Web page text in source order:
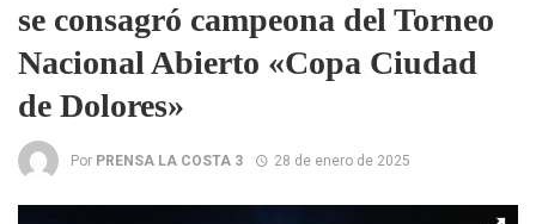
se consagró campeona del Torneo
Nacional Abierto «Copa Ciudad
de Dolores»
Por PRENSA LA COSTA 3 28 de enero de 2025